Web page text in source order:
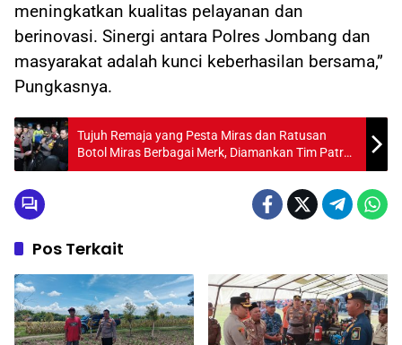
meningkatkan kualitas pelayanan dan
berinovasi. Sinergi antara Polres Jombang dan
masyarakat adalah kunci keberhasilan bersama,”
Pungkasnya.
Tujuh Remaja yang Pesta Miras dan Ratusan
Botol Miras Berbagai Merk, Diamankan Tim Patroli
Gabungan Polres Jombang
Pos Terkait